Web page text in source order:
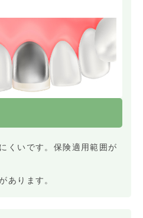
くいです。保険適用範囲が
あります。